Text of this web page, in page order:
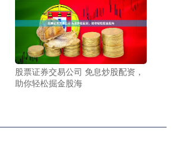
股票证券交易公司 免息炒股配资，
助你轻松掘金股海